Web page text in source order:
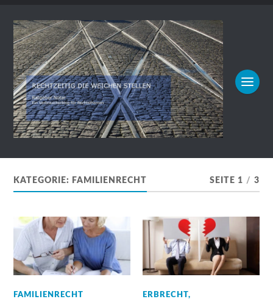
KATEGORIE: FAMILIENRECHT SEITE 1 / 3
FAMILIENRECHT ERBRECHT,